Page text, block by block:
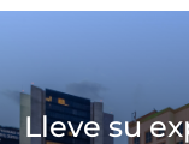
Lleve su